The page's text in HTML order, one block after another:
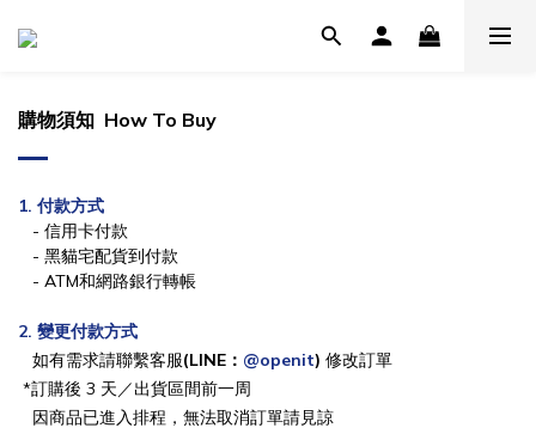
購物須知 How To Buy
1. 付款方式
- 信用卡付款
- 黑貓宅配貨到付款
- ATM和網路銀行轉帳
2. 變更付款方式
如有需求請聯繫客服(LINE： @openit) 修改訂單
*訂購後 3 天／出貨區間前一周
因商品已進入排程，無法取消訂單請見諒